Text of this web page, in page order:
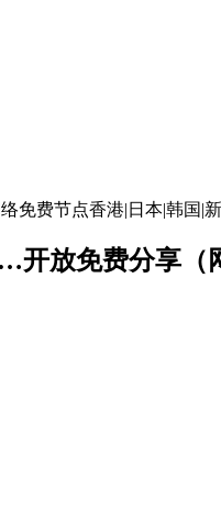
免费节点香港|日本|韩国|
放免费分享（